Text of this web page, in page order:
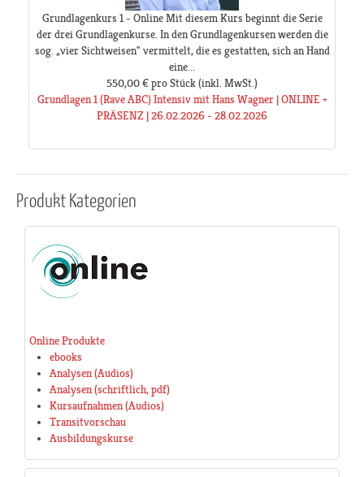
Grundlagenkurs 1 - Online Mit diesem Kurs beginnt die Serie
der drei Grundlagenkurse. In den Grundlagenkursen werden die
sog. „vier Sichtweisen" vermittelt, die es gestatten, sich an Hand
eine...
550,00 €pro Stück(inkl. MwSt.)
Grundlagen 1 (Rave ABC) Intensiv mit Hans Wagner | ONLINE +
PRÄSENZ | 26.02.2026 - 28.02.2026
ProduktKategorien
Online Produkte
ebooks
Analysen (Audios)
Analysen (schriftlich, pdf)
Kursaufnahmen (Audios)
Transitvorschau
Ausbildungskurse